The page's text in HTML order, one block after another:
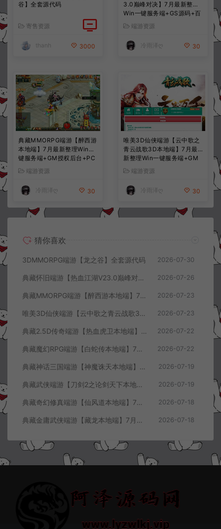
谷】全套源代码
寄售资源
thanh 3000
3.0巅峰对决】7月最新整理
Win一键服务端+GS源码+百
宝阁+在线GM工具+PC客户
端+详细搭建教程
端游资源
冷雨泽ღ 30
典藏MMORPG端游【醉西游
本地端】7月最新整理Win一
键服务端+GM授权后台+PC
客户端+详细搭建教程
端游资源
冷雨泽ღ 30
唯美3D仙侠端游【云中歌之
青云战歌3D本地端】7月最
新整理Win一键服务端+GM
工具+PC客户端+详细搭建教
端游资源
冷雨泽ღ 30
猜你喜欢
3DMMORPG端游【龙之谷】全套源代码 2026-07-30
典藏怀旧端游【热血江湖V23.0巅峰对决】7月最新整理Win一键服务端+GS源码+百宝阁+在线GM工具+PC客户端+详细搭建教程 2026-07-26
典藏MMORPG端游【醉西游本地端】7月最新整理Win一键服务端+GM授权后台+PC客户端+详细搭建教程 2026-07-23
唯美3D仙侠端游【云中歌之青云战歌3D本地端】7月最新整理Win一键服务端+GM工具+PC客户端+详细搭建教程 2026-07-23
典藏2.5D传奇端游【热血虎卫本地端】7月最新整理Win一键服务端+充值教程+PC客户端+详细搭建教程 2026-07-22
典藏魔幻RPG端游【白蛇传本地端】7月最新整理Win一键服务端+GM工具+PC客户端+详细搭建教程 2026-07-22
典藏神话三国端游【神魔诛天本地端】7月最新整理Win一键服务端+充值教程+PC客户端+详细搭建教程 2026-07-19
典藏武侠端游【刀剑2之论剑天下本地端】7月最新整理Win一键服务端+GM工具+PC客户端+详细搭建教程 2026-07-19
典藏奇幻修真端游【仙风道本地端】7月最新整理Win一键服务端+GM工具+PC客户端+详细搭建教程 2026-07-18
典藏金庸武侠端游【藏龙本地端】7月最新整理Win一键服务端+GM工具+PC客户端+详细搭建教程 2026-07-18